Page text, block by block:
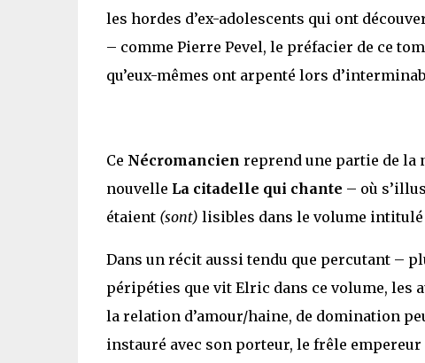
les hordes d’ex-adolescents qui ont
– comme Pierre Pevel, le préfacier de ce
qu’eux-mêmes ont arpenté lors
Ce Nécromancien reprend une partie de la
nouvelle La citadelle qui chante – où
étaient (sont) lisibles dans le volume intitulé
Dans un récit aussi tendu que percutant –
péripéties que vit Elric dans ce volume, les
la relation d’amour/haine, de domination
instauré avec son porteur, le frêle